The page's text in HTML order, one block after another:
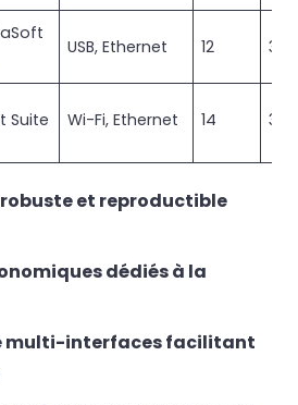
USB, Ethernet 12
Suite Wi-Fi, Ethernet 14
et reproductible
dédiés à la
multi-interfaces facilitant